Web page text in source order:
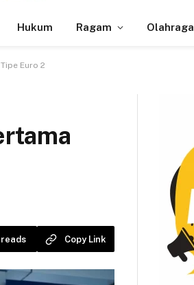
Hukum Ragam Olahraga
Euro 2
Copy Link